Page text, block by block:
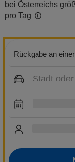
bei Österreichs
pro Tag
Rückgabe an